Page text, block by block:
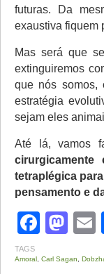
futuras. Da
exaustiva fiquem
Mas será que
extinguiremos
que nós somos,
estratégia
sejam eles
Até lá, vamos
tetraplégica
pensamento e
TAGS
Amoral Carl Sagan